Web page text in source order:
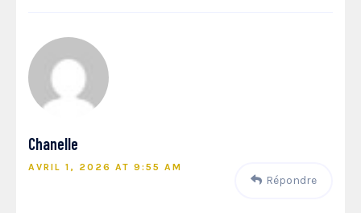
Chanelle
AVRIL 1, 2026 AT 9:55 AM
Répondre